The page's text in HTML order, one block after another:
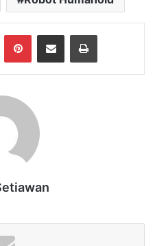
PinterestShare via Email Print